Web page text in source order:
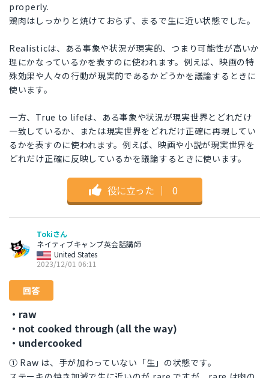
properly.
鶏肉はしっかりと焼けておらず、まるで生に近い状態でした。
Realisticは、ある事象や状況が現実的、つまり可能性が高いか
理にかなっているかを表すのに使われます。例えば、映画の特
殊効果や人々の行動が現実的であるかどうかを議論するときに
使います。
一方、True to lifeは、ある事象や状況が現実世界とどれだけ
一致しているか、または現実世界をどれだけ正確に再現してい
るかを表すのに使われます。例えば、映画や小説が現実世界を
どれだけ正確に反映しているかを議論するときに使います。
役に立った ｜ 0
Tokiさん
ネイティブキャンプ英会話講師
United States
2023/12/01 06:11
回答
・raw
・not cooked through (all the way)
・undercooked
① Raw は、手が加わっていない「生」の状態です。